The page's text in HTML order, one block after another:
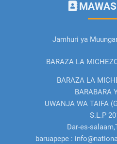
Jamhuri ya
BARAZA LA
BARAZA LA
BARABARA
UWANJA WA TAIFA
S.L.P
Dar-es-
baruapepe :